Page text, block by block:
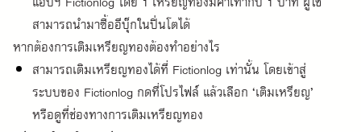
สามารถนำมาซื้ออีบุ๊กในปิ่นโตได้
หากต้องการเติมเหรียญทองต้องทำอย่างไร
สามารถเติมเหรียญทองได้ที่ Fictionlog เท่านั้น โดยเข้าสู่
ระบบของ Fictionlog กดที่โปรไฟล์ แล้วเลือก ‘เติมเหรียญ’
หรือดูที่ช่องทางการเติมเหรียญทอง